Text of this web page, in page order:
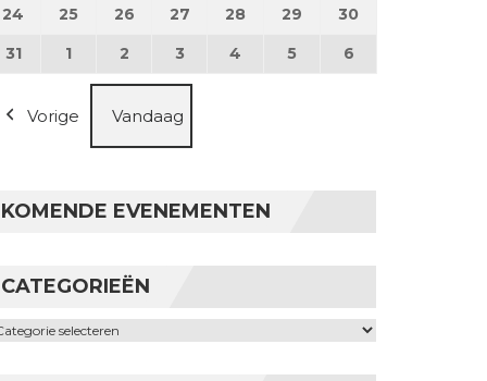
24 24 augustus 2026
25 25 augustus 2026
26 26 augustus 2026
27 27 augustus 2026
28 28 augustus 2026
29 29 augustus 2026
30
3131 augustus 2026
1 1 september 2026
2 2 september 2026
3 3 september 2026
4 4 september 2026
5 5 september 2026
6
Vorige Vandaag
KOMENDE EVENEMENTEN
CATEGORIEËN